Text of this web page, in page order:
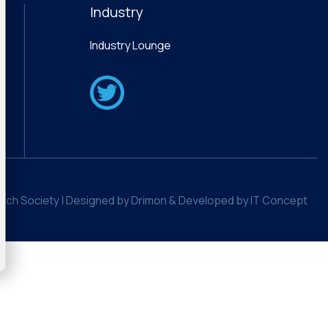
Industry
Industry Lounge
Society | Designed by Drimon & Developed by IT Concept